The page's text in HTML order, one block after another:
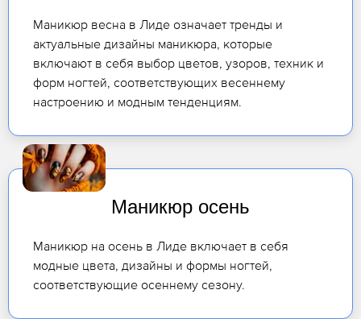
Маникюр весна в Лиде означает тренды и
актуальные дизайны маникюра, которые
включают в себя выбор цветов, узоров, техник и
форм ногтей, соответствующих весеннему
настроению и модным тенденциям.
Маникюр осень
Маникюр на осень в Лиде включает в себя
модные цвета, дизайны и формы ногтей,
соответствующие осеннему сезону.